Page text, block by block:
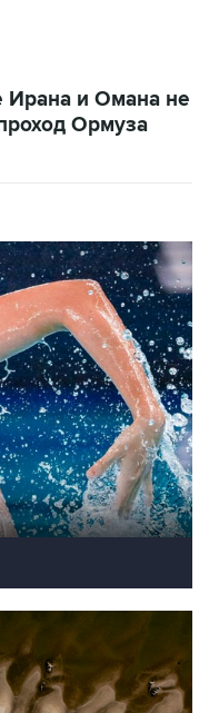
Ирана и Омана не
Ормуза